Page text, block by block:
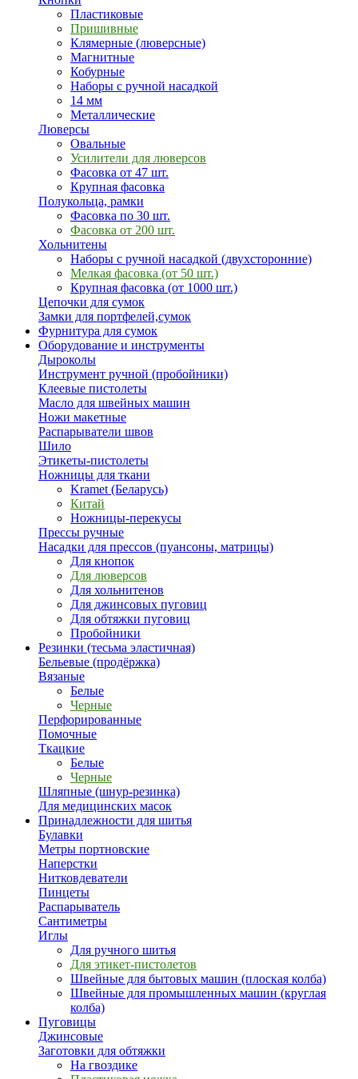
Пластиковые
Пришивные
Клямерные (люверсные)
Магнитные
Кобурные
Наборы с ручной насадкой
14 мм
Металлические
Люверсы
Овальные
Усилители для люверсов
Фасовка от 47 шт.
Крупная фасовка
Полукольца, рамки
Фасовка по 30 шт.
Фасовка от 200 шт.
Хольнитены
Наборы с ручной насадкой (двухсторонние)
Мелкая фасовка (от 50 шт.)
Крупная фасовка (от 1000 шт.)
Цепочки для сумок
Замки для портфелей,сумок
Фурнитура для сумок
Оборудование и инструменты
Дыроколы
Инструмент ручной (пробойники)
Клеевые пистолеты
Масло для швейных машин
Ножи макетные
Распарыватели швов
Шило
Этикеты-пистолеты
Ножницы для ткани
Kramet (Беларусь)
Китай
Ножницы-перекусы
Прессы ручные
Насадки для прессов (пуансоны, матрицы)
Для кнопок
Для люверсов
Для хольнитенов
Для джинсовых пуговиц
Для обтяжки пуговиц
Пробойники
Резинки (тесьма эластичная)
Бельевые (продёржка)
Вязаные
Белые
Черные
Перфорированные
Помочные
Ткацкие
Белые
Черные
Шляпные (шнур-резинка)
Для медицинских масок
Принадлежности для шитья
Булавки
Метры портновские
Наперстки
Нитковдеватели
Пинцеты
Распарыватель
Сантиметры
Иглы
Для ручного шитья
Для этикет-пистолетов
Швейные для бытовых машин (плоская колба)
Швейные для промышленных машин (круглая
колба)
Пуговицы
Джинсовые
Заготовки для обтяжки
На гвоздике